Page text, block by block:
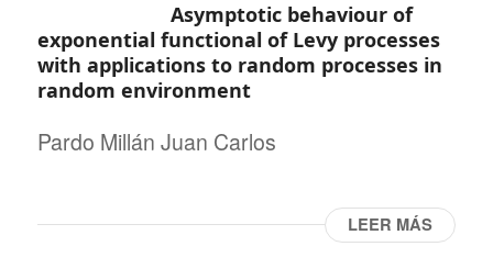
Asymptotic behaviour of
exponential functional of Levy processes
with applications to random processes in
random environment
Pardo Millán Juan Carlos
LEER MÁS